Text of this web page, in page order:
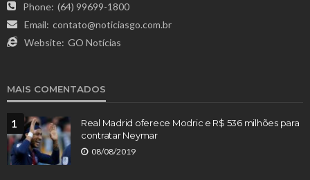
Phone: (64) 99699-1800
Email: contato@noticiasgo.com.br
Website: GO Notícias
MAIS COMENTADOS
1
Real Madrid oferece Modric e R$ 536 milhões para
contratar Neymar
08/08/2019